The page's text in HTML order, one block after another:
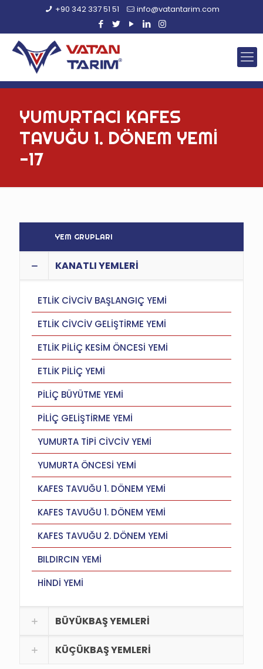
+90 342 337 51 51 info@vatantarim.com
YUMURTACI KAFES
TAVUĞU 1. DÖNEM YEMİ
-17
YEM GRUPLARI
KANATLI YEMLERİ
ETLİK CİVCİV BAŞLANGIÇ YEMİ
ETLİK CİVCİV GELİŞTİRME YEMİ
ETLİK PİLİÇ KESİM ÖNCESİ YEMİ
ETLİK PİLİÇ YEMİ
PİLİÇ BÜYÜTME YEMİ
PİLİÇ GELİŞTİRME YEMİ
YUMURTA TİPİ CİVCİV YEMİ
YUMURTA ÖNCESİ YEMİ
KAFES TAVUĞU 1. DÖNEM YEMİ
KAFES TAVUĞU 1. DÖNEM YEMİ
KAFES TAVUĞU 2. DÖNEM YEMİ
BILDIRCIN YEMİ
HİNDİ YEMİ
BÜYÜKBAŞ YEMLERİ
KÜÇÜKBAŞ YEMLERİ